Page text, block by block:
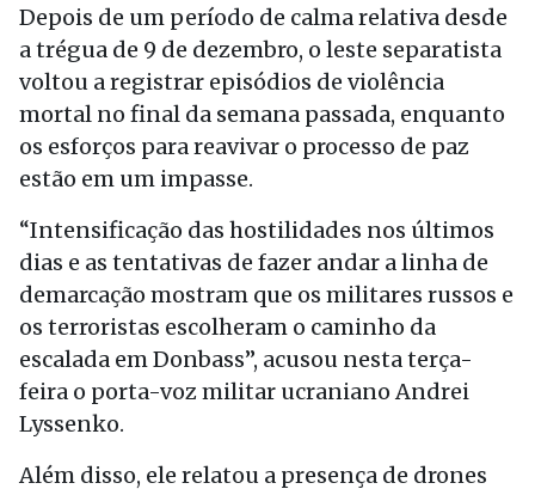
Depois de um período de calma relativa desde
a trégua de 9 de dezembro, o leste separatista
voltou a registrar episódios de violência
mortal no final da semana passada, enquanto
os esforços para reavivar o processo de paz
estão em um impasse.
“Intensificação das hostilidades nos últimos
dias e as tentativas de fazer andar a linha de
demarcação mostram que os militares russos e
os terroristas escolheram o caminho da
escalada em Donbass”, acusou nesta terça-
feira o porta-voz militar ucraniano Andrei
Lyssenko.
Além disso, ele relatou a presença de drones